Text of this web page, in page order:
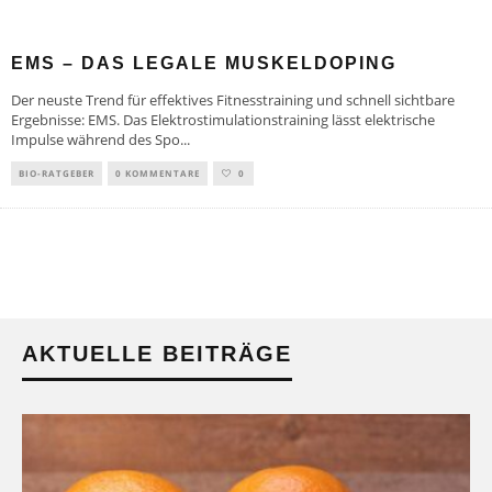
EMS – DAS LEGALE MUSKELDOPING
Der neuste Trend für effektives Fitnesstraining und schnell sichtbare
Ergebnisse: EMS. Das Elektrostimulationstraining lässt elektrische
Impulse während des Spo...
BIO-RATGEBER 0 KOMMENTARE 0
AKTUELLE BEITRÄGE